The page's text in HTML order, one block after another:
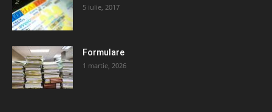
5 iulie, 2017
Formulare
1 martie, 2026